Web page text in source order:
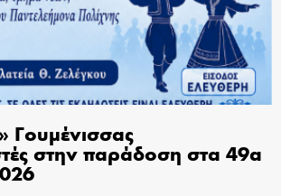
Γουμένισσας
στην παράδοση στα 49α